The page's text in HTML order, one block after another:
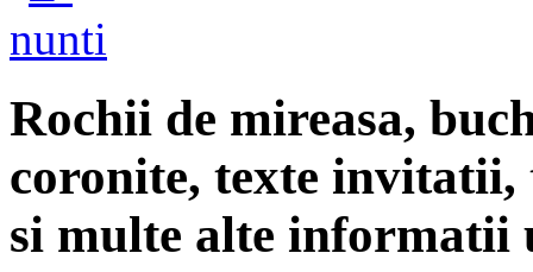
Rochii de mireasa,
coronite, texte
si multe alte informatii